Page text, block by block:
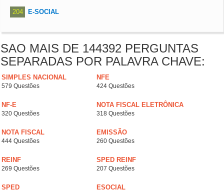
204 E-SOCIAL
SAO MAIS DE 144392 PERGUNTAS
SEPARADAS POR PALAVRA CHAVE:
SIMPLES NACIONAL
579 Questões
NFE
424 Questões
NF-E
320 Questões
NOTA FISCAL ELETRÔNICA
318 Questões
NOTA FISCAL
444 Questões
EMISSÃO
260 Questões
REINF
269 Questões
SPED REINF
207 Questões
SPED ESOCIAL